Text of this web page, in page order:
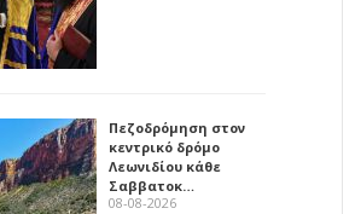
Πεζοδρόμηση στον
κεντρικό δρόμο
Λεωνιδίου κάθε
Σαββατοκ…
08-08-2026